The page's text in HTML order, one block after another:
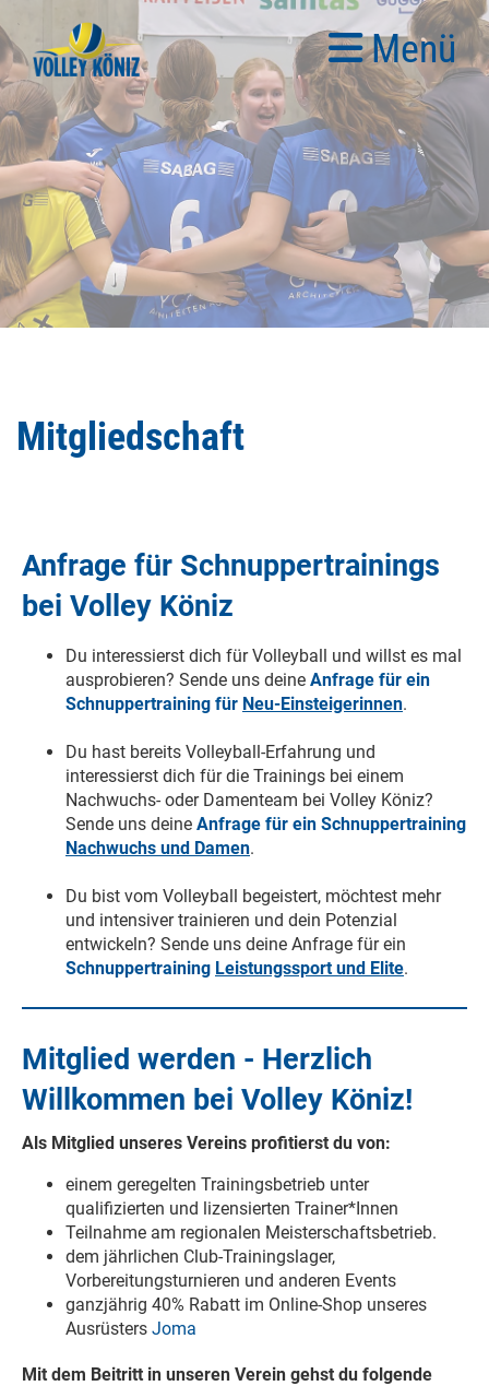
Menü
Mitgliedschaft
Anfrage für Schnuppertrainings
bei Volley Köniz
Du interessierst dich für Volleyball und willst es mal
ausprobieren? Sende uns deine Anfrage für ein
Schnuppertraining für Neu-Einsteigerinnen.
Du hast bereits Volleyball-Erfahrung und
interessierst dich für die Trainings bei einem
Nachwuchs- oder Damenteam bei Volley Köniz?
Sende uns deine Anfrage für ein Schnuppertraining
Nachwuchs und Damen.
Du bist vom Volleyball begeistert, möchtest mehr
und intensiver trainieren und dein Potenzial
entwickeln? Sende uns deine Anfrage für ein
Schnuppertraining Leistungssport und Elite.
Mitglied werden - Herzlich
Willkommen bei Volley Köniz!
Als Mitglied unseres Vereins profitierst du von:
einem geregelten Trainingsbetrieb unter
qualifizierten und lizensierten Trainer*Innen
Teilnahme am regionalen Meisterschaftsbetrieb.
dem jährlichen Club-Trainingslager,
Vorbereitungsturnieren und anderen Events
ganzjährig 40% Rabatt im Online-Shop unseres
Ausrüsters Joma
Mit dem Beitritt in unseren Verein gehst du folgende